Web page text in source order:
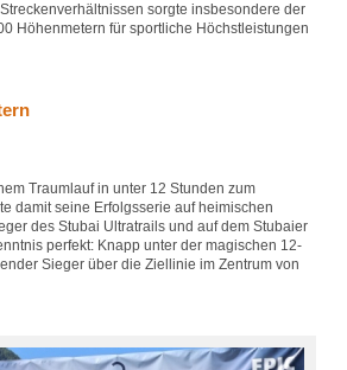
sorgte insbesondere der
Höhenmetern für sportliche Höchstleistungen
Traumlauf in unter 12 Stunden zum
damit seine Erfolgsserie auf heimischen
des Stubai Ultratrails und auf dem Stubaier
perfekt: Knapp unter der magischen 12-
Sieger über die Ziellinie im Zentrum von